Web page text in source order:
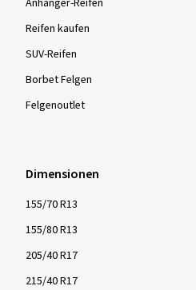
Anhänger-Reifen
Reifen kaufen
SUV-Reifen
Borbet Felgen
Felgenoutlet
Dimensionen
155/70 R13
155/80 R13
205/40 R17
215/40 R17